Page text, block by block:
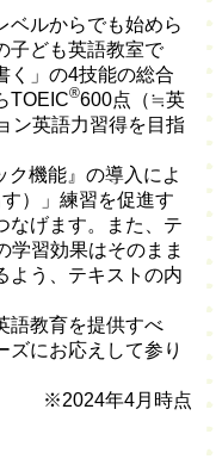
ベルからでも始めら
子ども英語教室で
く」の4技能の総合
TOEIC®600点（≒英
ン英語力習得を目指
ク機能』の導入によ
）」練習を促進す
なげます。また、テ
学習効果はそのまま
よう、テキストの内
語教育を提供すべ
ズにお応えして参り
※2024年4月時点